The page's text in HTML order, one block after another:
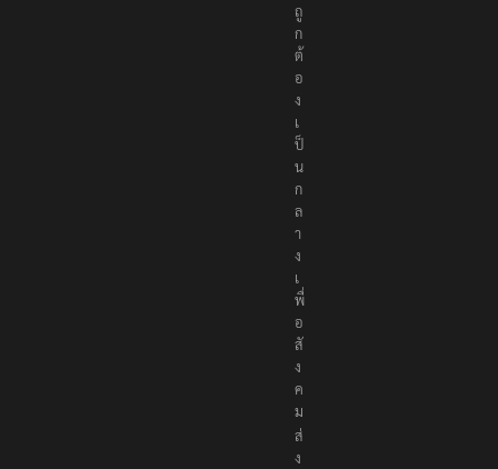
ถู
ก
ต้
อ
ง
เ
ป็
น
ก
ล
า
ง
เ
พื่
อ
สั
ง
ค
ม
ส่
ง